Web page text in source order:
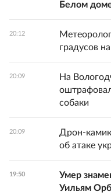
Белом
20:12
градусов
20:09
На
собаки
20:09
Дрон-
об атаке
19:50
Умер
Уильям